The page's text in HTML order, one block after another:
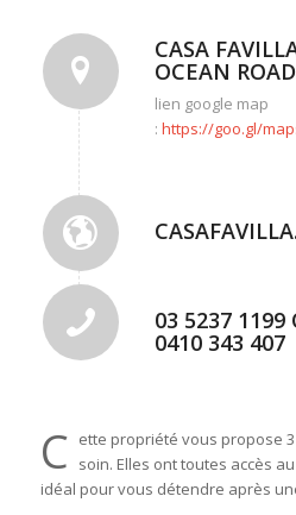
CASA
OCEAN
lien google map
: https://goo.gl/
03 5237 1199
0410 343 407
C ette propriété vous propose
soin. Elles ont toutes accès
idéal pour vous détendre après